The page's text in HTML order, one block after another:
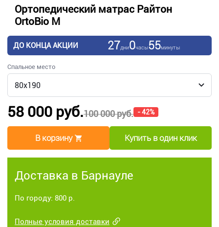
Ортопедический матрас Райтон
OrtoBio M
ДО КОНЦА АКЦИИ 27дни0часы55минуты
Спальное место
100 000 руб. - 42%
58 000 руб.
В корзину Купить в один клик
Доставка в Барнауле
По городу: 800 р.
Полные условия доставки